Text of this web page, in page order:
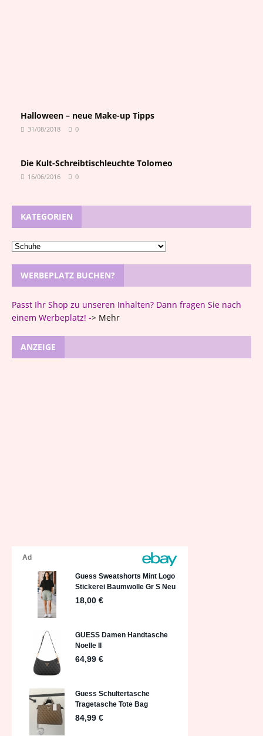
Halloween – neue Make-up Tipps
31/08/2018 0
Die Kult-Schreibtischleuchte Tolomeo
16/06/2016 0
KATEGORIEN
WERBEPLATZ BUCHEN?
Passt Ihr Shop zu unseren Inhalten? Dann fragen Sie nach
einem Werbeplatz! -> Mehr
ANZEIGE